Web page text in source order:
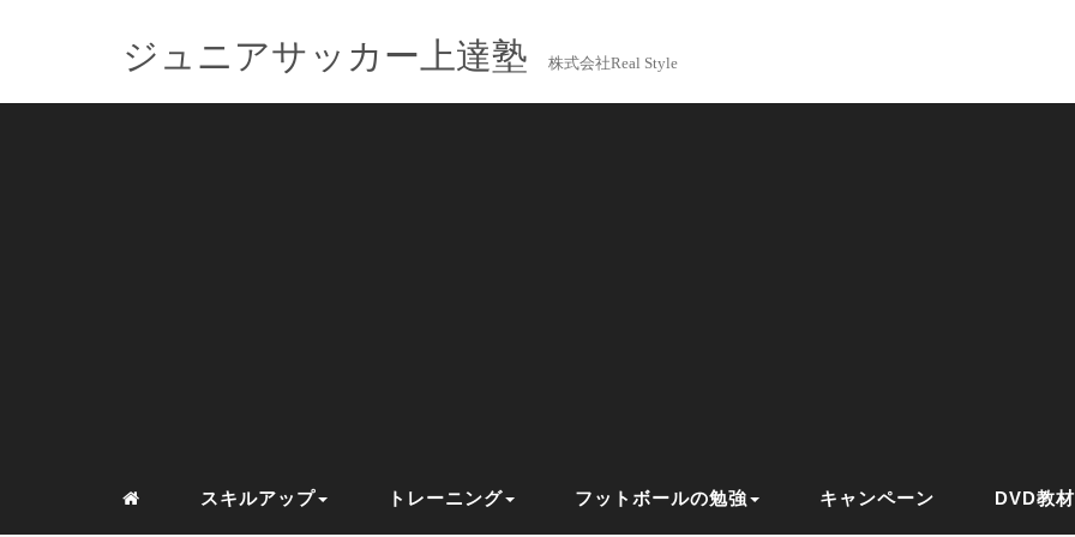
ジュニアサッカー上達塾 株式会社Real Style
スキルアップ トレーニング フットボールの勉強 キャンペーン DVD教材